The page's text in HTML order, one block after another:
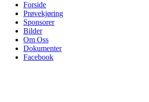
Forside
Prøvekjøring
Sponsorer
Bilder
Om Oss
Dokumenter
Facebook